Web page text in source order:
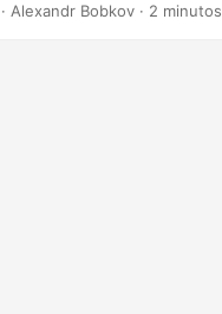
‎ · Alexandr Bobkov · 2 minutos